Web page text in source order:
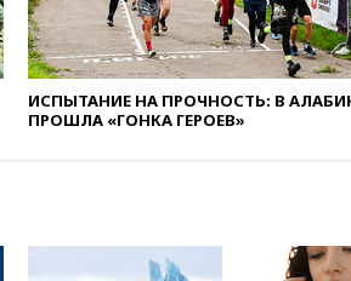
вчера, 17:35В
пятилетний
падении из окна
этажа
вчера, 17:17
расследует серию
аэропорту
ИСПЫТАНИЕ НА ПРОЧНОСТЬ: В
ПРОШЛА «ГОНКА ГЕРОЕВ»